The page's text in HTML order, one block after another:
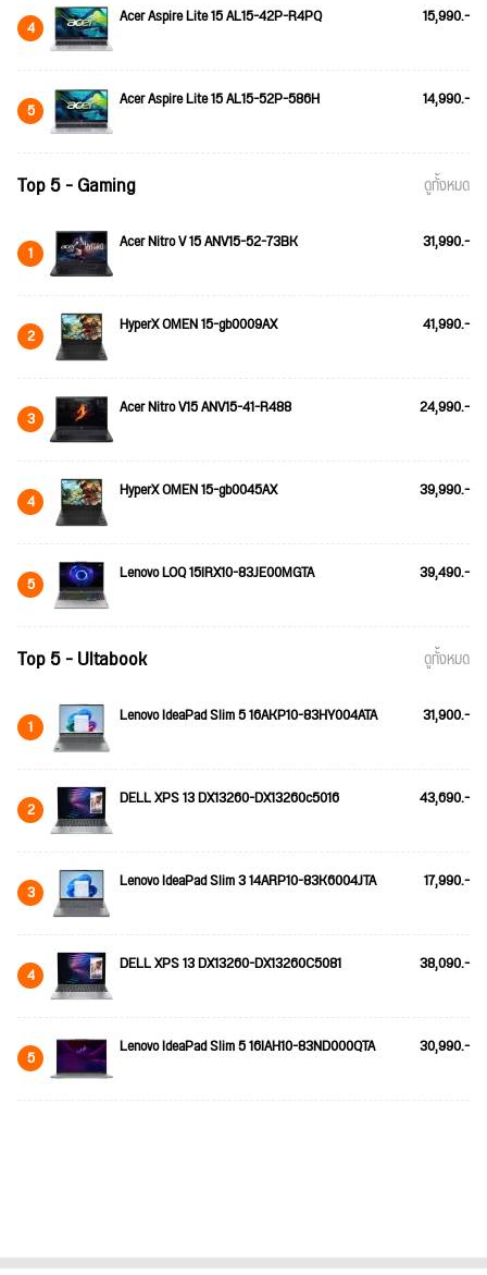
4 Acer Aspire Lite 15 AL15-42P-R4PQ 15,990.-
5 Acer Aspire Lite 15 AL15-52P-586H 14,990.-
Top 5 - Gaming ดูทั้งหมด
1 Acer Nitro V 15 ANV15-52-73BK 31,990.-
2 HyperX OMEN 15-gb0009AX 41,990.-
3 Acer Nitro V15 ANV15-41-R488 24,990.-
4 HyperX OMEN 15-gb0045AX 39,990.-
5 Lenovo LOQ 15IRX10-83JE00MGTA 39,490.-
Top 5 - Ultabook ดูทั้งหมด
1 Lenovo IdeaPad Slim 5 16AKP10-83HY004ATA 31,900.-
2 DELL XPS 13 DX13260-DX13260c5016 43,690.-
3 Lenovo IdeaPad Slim 3 14ARP10-83K6004JTA 17,990.-
4 DELL XPS 13 DX13260-DX13260C5081 38,090.-
5 Lenovo IdeaPad Slim 5 16IAH10-83ND000QTA 30,990.-